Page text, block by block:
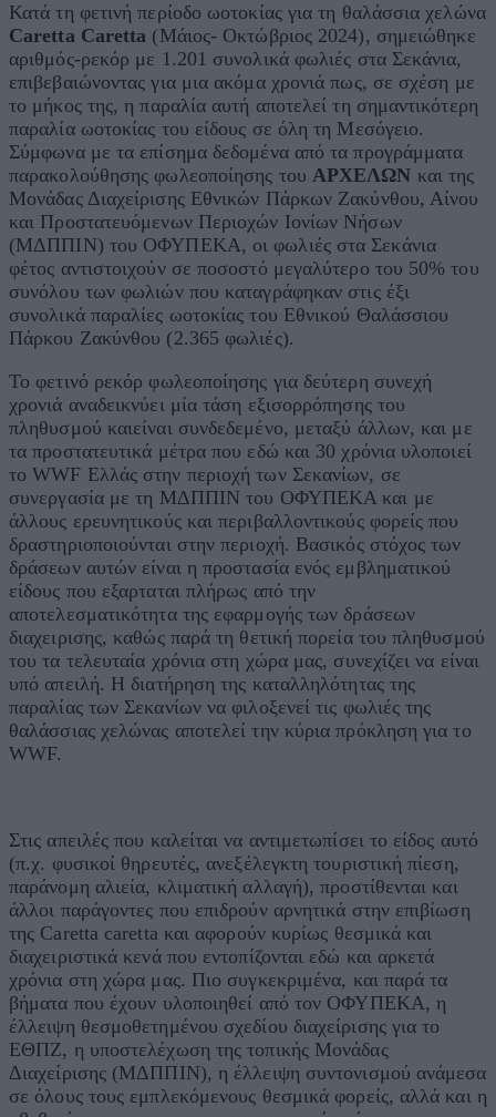
Κατά τη φετινή περίοδο ωοτοκίας για τη θαλάσσια χελώνα
Caretta Caretta (Μάιος- Οκτώβριος 2024), σημειώθηκε
αριθμός-ρεκόρ με 1.201 συνολικά φωλιές στα Σεκάνια,
επιβεβαιώνοντας για μια ακόμα χρονιά πως, σε σχέση με
το μήκος της, η παραλία αυτή αποτελεί τη σημαντικότερη
παραλία ωοτοκίας του είδους σε όλη τη Μεσόγειο.
Σύμφωνα με τα επίσημα δεδομένα από τα προγράμματα
παρακολούθησης φωλεοποίησης του ΑΡΧΕΛΩΝ και της
Μονάδας Διαχείρισης Εθνικών Πάρκων Ζακύνθου, Αίνου
και Προστατευόμενων Περιοχών Ιονίων Νήσων
(ΜΔΠΠΙΝ) του ΟΦΥΠΕΚΑ, οι φωλιές στα Σεκάνια
φέτος αντιστοιχούν σε ποσοστό μεγαλύτερο του 50% του
συνόλου των φωλιών που καταγράφηκαν στις έξι
συνολικά παραλίες ωοτοκίας του Εθνικού Θαλάσσιου
Πάρκου Ζακύνθου (2.365 φωλιές).
Το φετινό ρεκόρ φωλεοποίησης για δεύτερη συνεχή
χρονιά αναδεικνύει μία τάση εξισορρόπησης του
πληθυσμού καιείναι συνδεδεμένο, μεταξύ άλλων, και με
τα προστατευτικά μέτρα που εδώ και 30 χρόνια υλοποιεί
το WWF Ελλάς στην περιοχή των Σεκανίων, σε
συνεργασία με τη ΜΔΠΠΙΝ του ΟΦΥΠΕΚΑ και με
άλλους ερευνητικούς και περιβαλλοντικούς φορείς που
δραστηριοποιούνται στην περιοχή. Βασικός στόχος των
δράσεων αυτών είναι η προστασία ενός εμβληματικού
είδους που εξαρταται πλήρως από την
αποτελεσματικότητα της εφαρμογής των δράσεων
διαχειρισης, καθώς παρά τη θετική πορεία του πληθυσμού
του τα τελευταία χρόνια στη χώρα μας, συνεχίζει να είναι
υπό απειλή. Η διατήρηση της καταλληλότητας της
παραλίας των Σεκανίων να φιλοξενεί τις φωλιές της
θαλάσσιας χελώνας αποτελεί την κύρια πρόκληση για το
WWF.
Στις απειλές που καλείται να αντιμετωπίσει το είδος αυτό
(π.χ. φυσικοί θηρευτές, ανεξέλεγκτη τουριστική πίεση,
παράνομη αλιεία, κλιματική αλλαγή), προστίθενται και
άλλοι παράγοντες που επιδρούν αρνητικά στην επιβίωση
της Caretta caretta και αφορούν κυρίως θεσμικά και
διαχειριστικά κενά που εντοπίζονται εδώ και αρκετά
χρόνια στη χώρα μας. Πιο συγκεκριμένα, και παρά τα
βήματα που έχουν υλοποιηθεί από τον ΟΦΥΠΕΚΑ, η
έλλειψη θεσμοθετημένου σχεδίου διαχείρισης για το
ΕΘΠΖ, η υποστελέχωση της τοπικής Μονάδας
Διαχείρισης (ΜΔΠΠΙΝ), η έλλειψη συντονισμού ανάμεσα
σε όλους τους εμπλεκόμενους θεσμικά φορείς, αλλά και η